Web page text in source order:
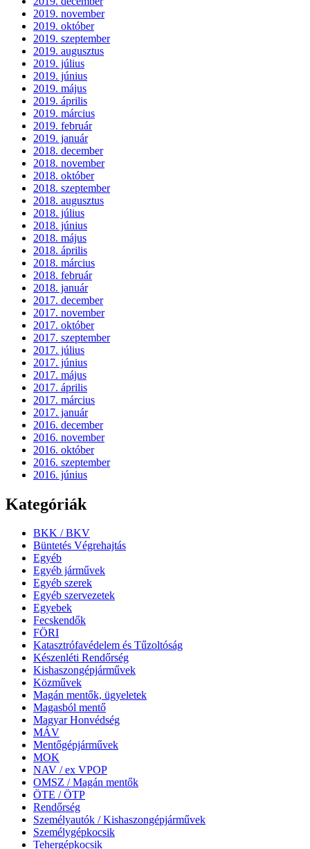
2019. november
2019. október
2019. szeptember
2019. augusztus
2019. július
2019. június
2019. május
2019. április
2019. március
2019. február
2019. január
2018. december
2018. november
2018. október
2018. szeptember
2018. augusztus
2018. július
2018. június
2018. május
2018. április
2018. március
2018. február
2018. január
2017. december
2017. november
2017. október
2017. szeptember
2017. július
2017. június
2017. május
2017. április
2017. március
2017. január
2016. december
2016. november
2016. október
2016. szeptember
2016. június
Kategóriák
BKK / BKV
Büntetés Végrehajtás
Egyéb
Egyéb járművek
Egyéb szerek
Egyéb szervezetek
Egyebek
Fecskendők
FÖRI
Katasztrófavédelem és Tűzoltóság
Készenléti Rendőrség
Kishaszongépjárművek
Közművek
Magán mentők, ügyeletek
Magasból mentő
Magyar Honvédség
MÁV
Mentőgépjárművek
MOK
NAV / ex VPOP
OMSZ / Magán mentők
ÖTE / ÖTP
Rendőrség
Személyautók / Kishaszongépjárművek
Személygépkocsik
Tehergépkocsik